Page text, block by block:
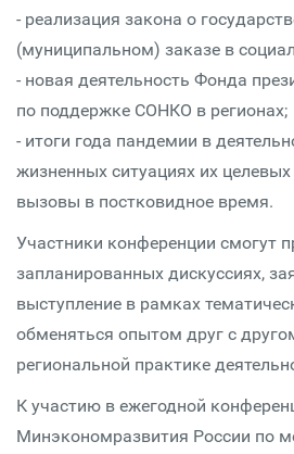
- реализация закона о
(муниципальном) заказе в
- новая деятельность Фонда
по поддержке СОНКО в регионах;
- итоги года пандемии в
жизненных ситуациях их
вызовы в постковидное время.
Участники конференции смогут
запланированных дискуссиях,
выступление в рамках
обменяться опытом друг с
региональной практике
К участию в ежегодной
Минэкономразвития России по